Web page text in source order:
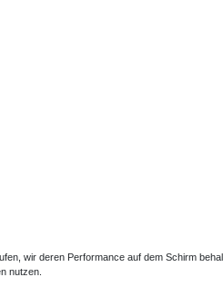
wir deren Performance auf dem Schirm
nutzen.